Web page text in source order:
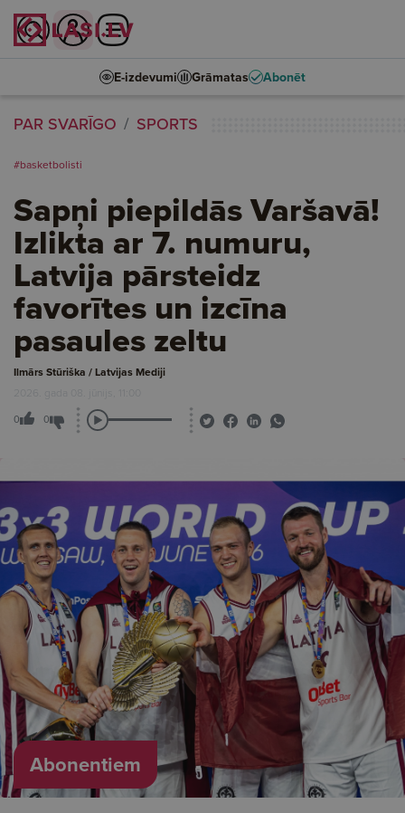
E-izdevumi Grāmatas Abonēt
PAR SVARĪGO SPORTS
#basketbolisti
Sapņi piepildās Varšavā!
Izlikta ar 7. numuru,
Latvija pārsteidz
favorītes un izcīna
pasaules zeltu
Ilmārs Stūriška / Latvijas Mediji
2026. gada 08. jūnijs, 11:00
0 0
Abonentiem